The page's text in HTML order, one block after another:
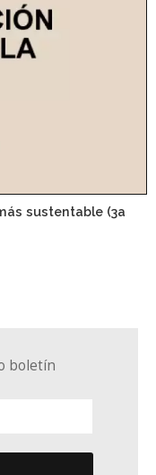
sustentable (3a
boletín